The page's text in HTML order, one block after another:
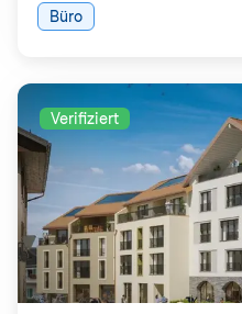
Büro
Verifiziert